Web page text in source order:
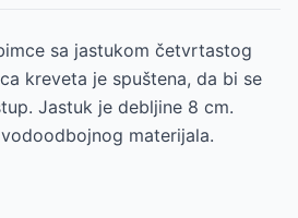
sa jastukom četvrtastog
kreveta je spuštena, da bi se
Jastuk je debljine 8 cm.
materijala.